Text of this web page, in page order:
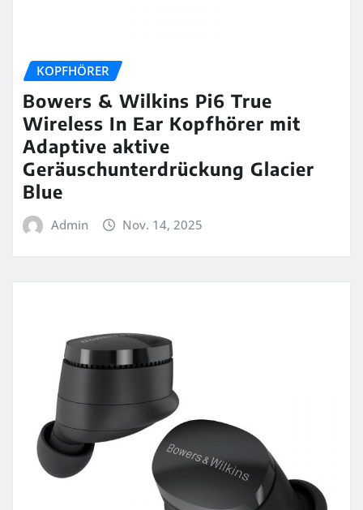
KOPFHÖRER
Bowers & Wilkins Pi6 True
Wireless In Ear Kopfhörer mit
Adaptive aktive
Geräuschunterdrückung Glacier
Blue
Admin Nov. 14, 2025